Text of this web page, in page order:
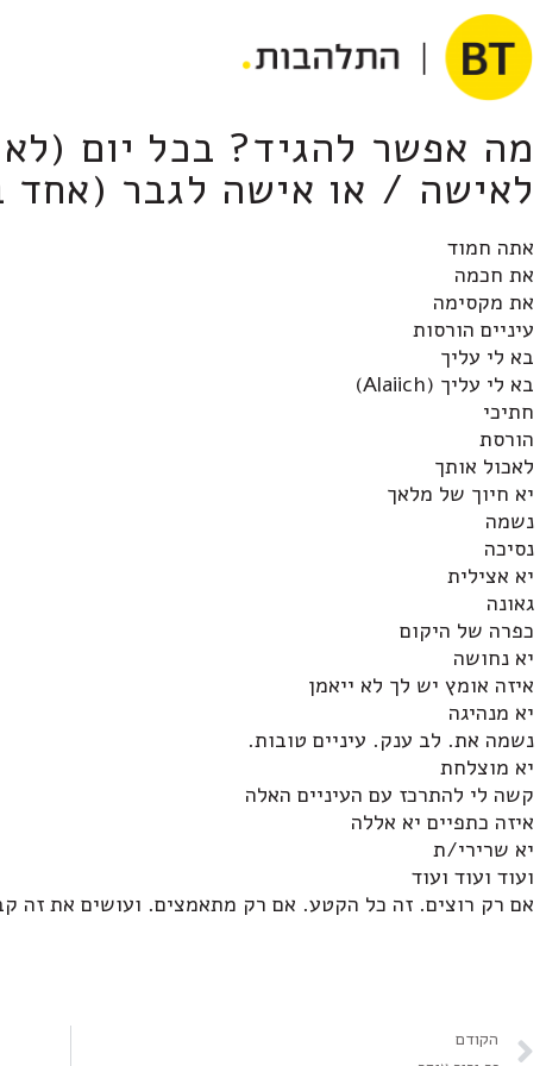
מה אפשר להגיד? בכל יום
לאישה / או אישה לגבר (אחד
אתה חמוד
את חכמה
את מקסימה
עיניים הורסות
בא לי עליך
בא לי עליך (Alaiich)
חתיכי
הורסת
לאכול אותך
יא חיוך של מלאך
נשמה
נסיכה
יא אצילית
גאונה
כפרה של היקום
יא נחושה
איזה אומץ יש לך לא ייאמן
יא מנהיגה
נשמה את. לב ענק. עיניים טובות.
יא מוצלחת
קשה לי להתרכז עם העיניים האלה
איזה כתפיים יא אללה
יא שרירי/ת
ועוד ועוד ועוד
אם רק רוצים. זה כל הקטע. אם רק מתאמצים. ועושים את זה
הקודם